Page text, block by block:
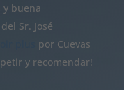
y buena
Sr. José
por Cuevas
y recomendar!